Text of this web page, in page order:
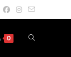
0 Toggle